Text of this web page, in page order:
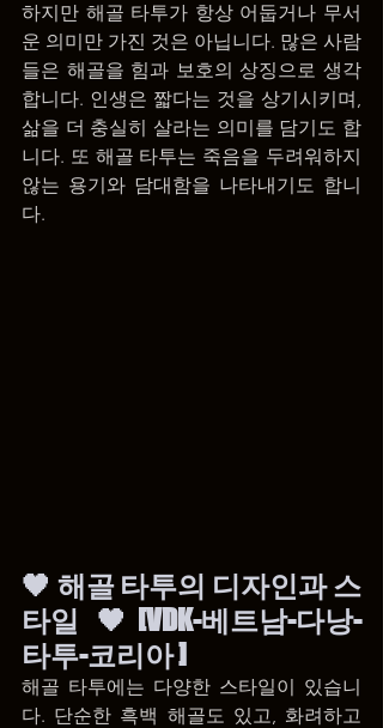
하지만 해골 타투가 항상 어둡거나 무서
운 의미만 가진 것은 아닙니다. 많은 사람
들은 해골을 힘과 보호의 상징으로 생각
합니다. 인생은 짧다는 것을 상기시키며,
삶을 더 충실히 살라는 의미를 담기도 합
니다. 또 해골 타투는 죽음을 두려워하지
않는 용기와 담대함을 나타내기도 합니
다.
🖤 해골 타투의 디자인과 스
타일 🖤[VDK-베트남-다낭-
타투-코리아 ]
해골 타투에는 다양한 스타일이 있습니
다. 단순한 흑백 해골도 있고, 화려하고